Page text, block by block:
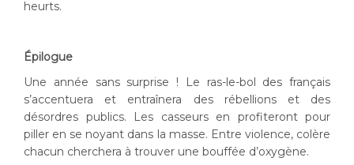
heurts.
Épilogue
Une année sans surprise ! Le ras-le-bol des français
s’accentuera et entraînera des rébellions et des
désordres publics. Les casseurs en profiteront pour
piller en se noyant dans la masse. Entre violence, colère
chacun cherchera à trouver une bouffée d’oxygène.